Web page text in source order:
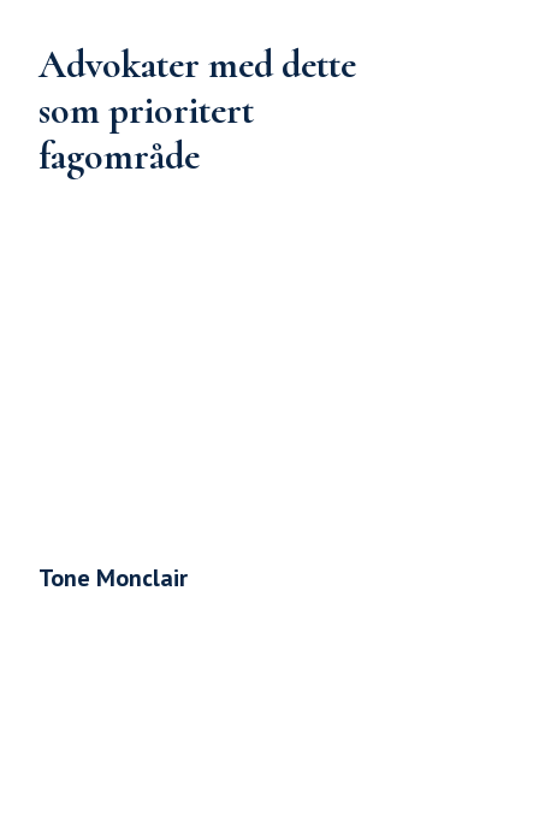
Advokater med dette
som prioritert
fagområde
Tone Monclair